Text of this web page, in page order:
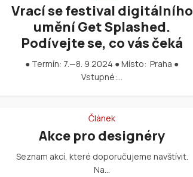
Vrací se festival digitálního
umění Get Splashed.
Podívejte se, co vás čeká
● Termín: 7.—8. 9 2024 ● Místo: Praha ●
Vstupné:…
Článek
Akce pro designéry
Seznam akcí, které doporučujeme navštívit.
Na…